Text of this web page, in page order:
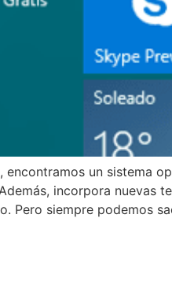
un sistema
incorpora nuevas
Pero siempre podemos